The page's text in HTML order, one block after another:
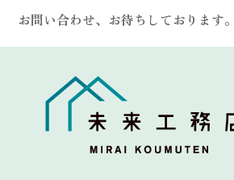
お問い合わせ、お待ちしております。